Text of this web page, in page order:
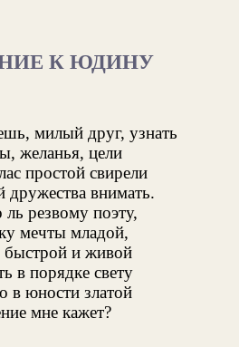
К ЮДИНУ
милый друг, узнать
желанья, цели
простой свирели
дружества внимать.
резвому поэту,
мечты младой,
быстрой и живой
в порядке свету
в юности златой
мне кажет?